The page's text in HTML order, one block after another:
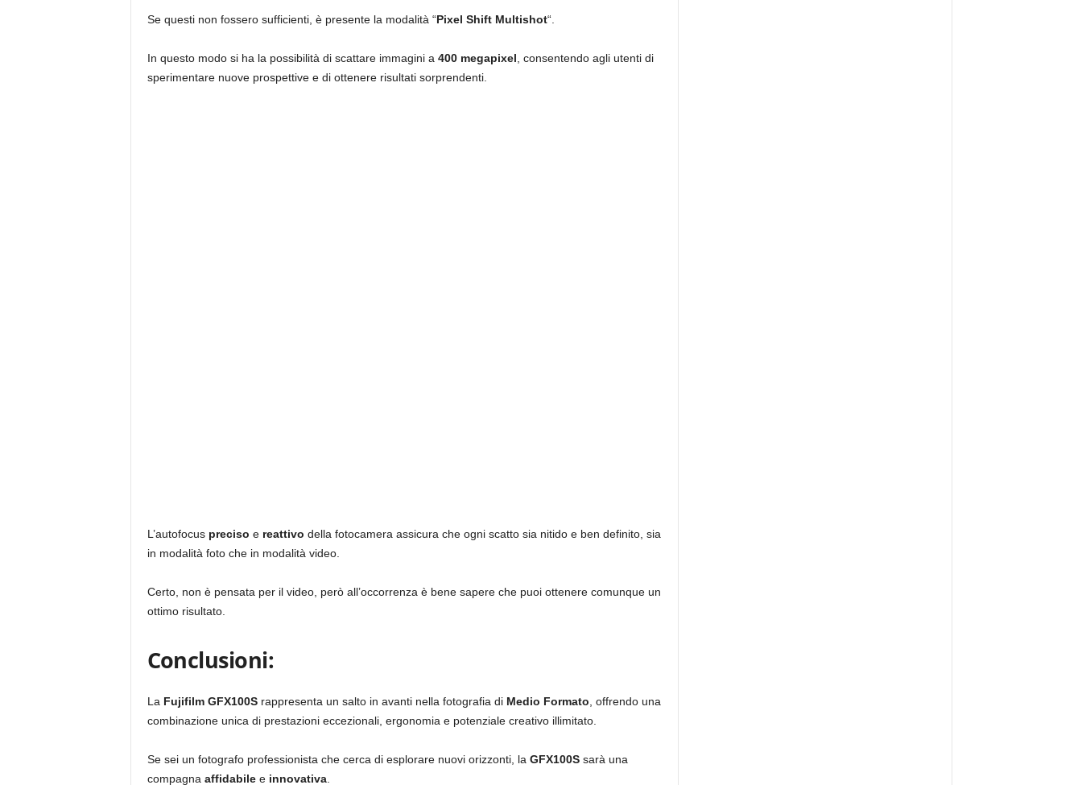
Se questi non fossero sufficienti, è presente la modalità “Pixel Shift Multishot“.
In questo modo si ha la possibilità di scattare immagini a 400 megapixel , consentendo agli utenti di
sperimentare nuove prospettive e di ottenere risultati sorprendenti.
L’autofocus preciso e reattivo della fotocamera assicura che ogni scatto sia nitido e ben definito, sia
in modalità foto che in modalità video.
Certo, non è pensata per il video, però all’occorrenza è bene sapere che puoi ottenere comunque un
ottimo risultato.
Conclusioni:
La Fujifilm GFX100Srappresenta un salto in avanti nella fotografia di Medio Formato , offrendo una
combinazione unica di prestazioni eccezionali, ergonomia e potenziale creativo illimitato.
Se sei un fotografo professionista che cerca di esplorare nuovi orizzonti, la GFX100S sarà una
compagna affidabilee innovativa.